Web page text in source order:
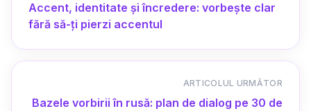
Accent, identitate și încredere: vorbește clar
fără să-ți pierzi accentul
ARTICOLUL URMĂTOR
Bazele vorbirii în rusă: plan de dialog pe 30 de